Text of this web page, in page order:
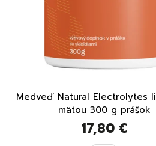
Medveď Natural Electrolytes
mätou 300 g prášok
17,80 €